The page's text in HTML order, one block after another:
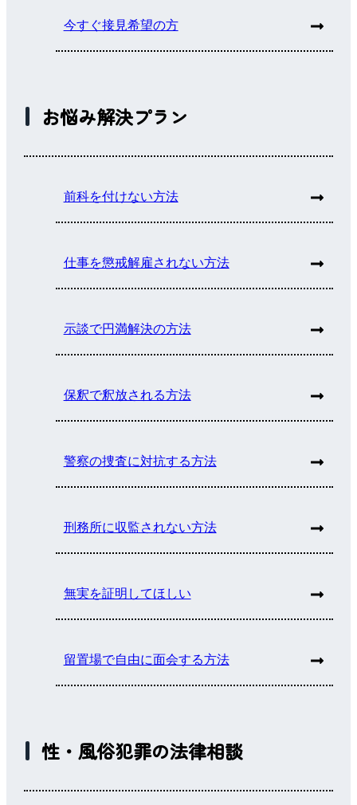
今すぐ接見希望の方
お悩み解決プラン
前科を付けない方法
仕事を懲戒解雇されない方法
示談で円満解決の方法
保釈で釈放される方法
警察の捜査に対抗する方法
刑務所に収監されない方法
無実を証明してほしい
留置場で自由に面会する方法
性・風俗犯罪の法律相談